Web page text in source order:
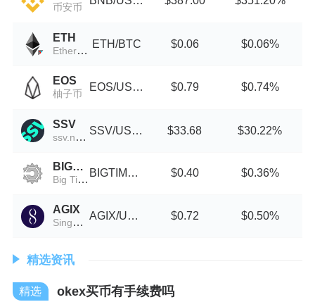
币安币
ETH
Ethereum (Wormhole)
ETH/BTC $0.06 $0.06%
EOS
柚子币
EOS/USDT $0.79 $0.74%
SSV
ssv.network
SSV/USDT $33.68 $30.22%
BIGTIME
Big Time
BIGTIME/USDT $0.40 $0.36%
AGIX
SingularityNET
AGIX/USDT $0.72 $0.50%
精选资讯
okex买币有手续费吗